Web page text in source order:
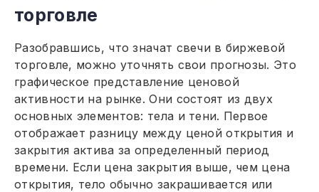
торговле
Разобравшись, что значат свечи в биржевой
торговле, можно уточнять свои прогнозы. Это
графическое представление ценовой
активности на рынке. Они состоят из двух
основных элементов: тела и тени. Первое
отображает разницу между ценой открытия и
закрытия актива за определенный период
времени. Если цена закрытия выше, чем цена
открытия, тело обычно закрашивается или